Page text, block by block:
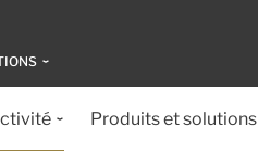
Produits et solutions